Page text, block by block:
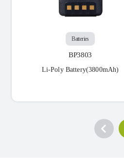
Batteries
BP3803
Li-Poly Battery(3800mAh)